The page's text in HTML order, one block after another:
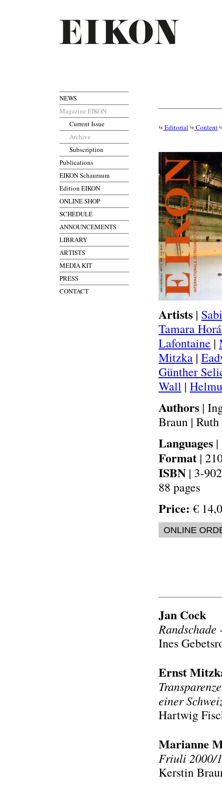
NEWS
Magazine EIKON
Current Issue
Archive
Subscription
Publications
EIKON Schauraum
Edition EIKON
ONLINE SHOP
SCHEDULE
ANNOUNCEMENTS
LIBRARY
ARTISTS
MEDIA KIT
PRESS
CONTACT
Editorial Content
Artists |
Tamara
Lafontaine |
Mitzka |
Günther
Wall |
Authors |
Braun |
Languages |
Format |
ISBN | 3-
88 pages
Price: €
ONLINE
Jan Cock
Ines
Ernst
einer
Hartwig
Marianne
Friuli 2000/1
Kerstin